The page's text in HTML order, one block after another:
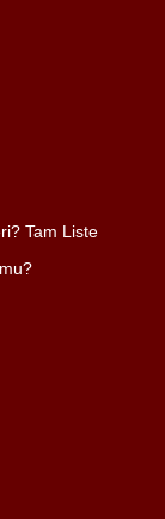
Tam Liste